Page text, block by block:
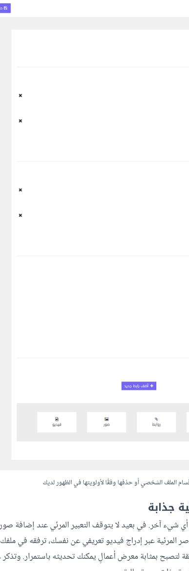
الملف الشخصي أو حذفها وفقًا لأولويتها في الظهور لديك
جذابة
شيء آخر. في بعيد لا يتوقف التعبير المرئي عند إضافة
المرئية عبر إدراج فيديو تعريفي عن نفسك، ترفقه في ملفك
لتصبح بمثابة معرض أعمالٍ يمكنك تحديثه باستمرار.